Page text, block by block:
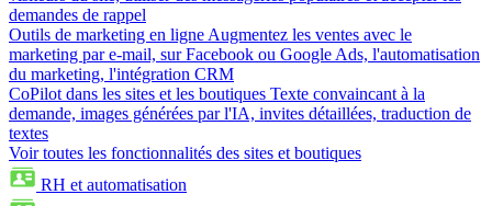
demandes de rappel
Outils de marketing en ligne Augmentez les ventes avec le
marketing par e-mail, sur Facebook ou Google Ads, l'automatisation
du marketing, l'intégration CRM
CoPilot dans les sites et les boutiques Texte convaincant à la
demande, images générées par l'IA, invites détaillées, traduction de
textes
Voir toutes les fonctionnalités des sites et boutiques
RH et automatisation